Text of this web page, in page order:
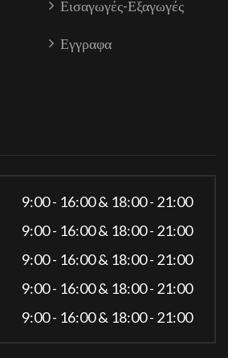
Εισαγωγές-Εξαγωγές
Εγγραφα
9:00 - 16:00 & 18:00 - 21:00
9:00 - 16:00 & 18:00 - 21:00
9:00 - 16:00 & 18:00 - 21:00
9:00 - 16:00 & 18:00 - 21:00
9:00 - 16:00 & 18:00 - 21:00